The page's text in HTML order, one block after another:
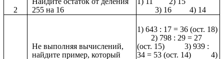
2
255 на 16
3) 16 4) 14
Не выполняя вычислений,
найдите пример, который
1) 643 : 17 = 36 (ост. 18)
2) 798 : 29 = 27
(ост. 15) 3) 939 :
34 = 53 (ост. 14) 4)